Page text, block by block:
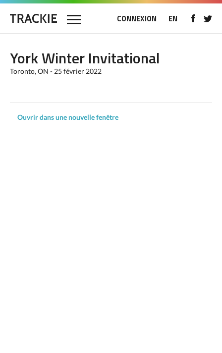
CONNEXION EN
York Winter Invitational
Toronto, ON - 25 février 2022
Ouvrir dans une nouvelle fenêtre